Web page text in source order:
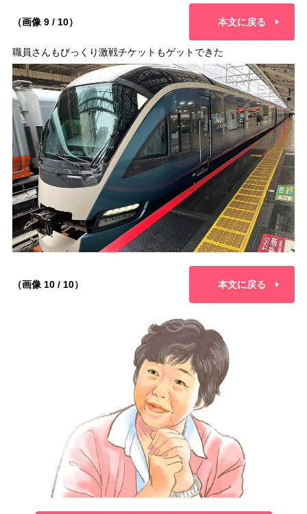
（画像 9 / 10） 本文に戻る
職員さんもびっくり激戦チケットもゲットできた
（画像 10 / 10） 本文に戻る